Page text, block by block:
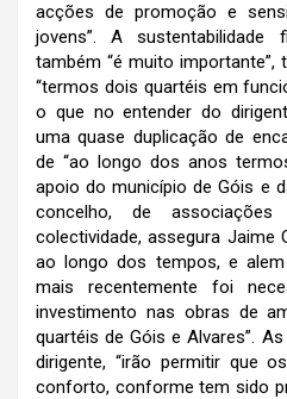
acções de promoção e
jovens”. A sustentabilidade
também “é muito
“termos dois quartéis em
o que no entender do
uma quase duplicação de
de “ao longo dos anos
apoio do município de Góis e
concelho, de
colectividade, assegura Jaime
ao longo dos tempos, e
mais recentemente foi
investimento nas obras de
quartéis de Góis e Alvares”.
dirigente, “irão permitir que
conforto, conforme tem sido